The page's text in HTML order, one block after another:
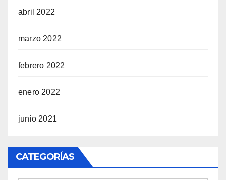
abril 2022
marzo 2022
febrero 2022
enero 2022
junio 2021
CATEGORÍAS